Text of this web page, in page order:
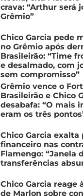
crava: “Arthur será
Grêmio”
Chico Garcia pede
no Grêmio após
Brasileirão: “Time
e desalmado, com
sem compromisso”
Grêmio vence o
Brasileirão e Chico
desabafa: “O mais
eram os três
Chico Garcia exalta
financeiro nas
Flamengo: “Janela
transferências
Chico Garcia reage
de Marlon sobre